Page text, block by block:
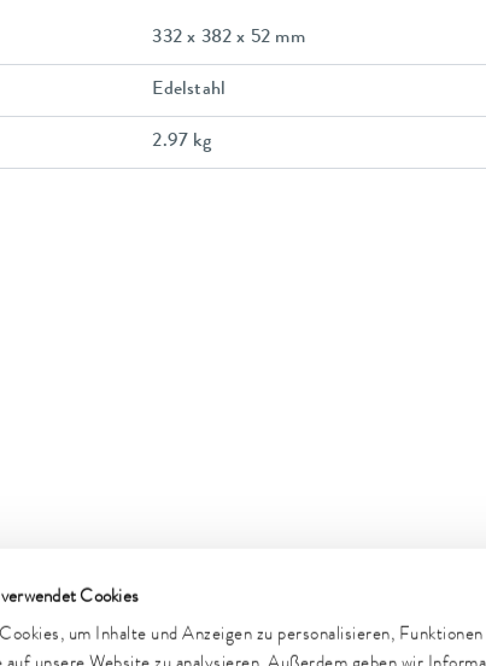
Cookies
um Inhalte und Anzeigen zu personalisieren,
332 x 382 x 52 mm
Edelstahl
2.97 kg
FabrikGalerie